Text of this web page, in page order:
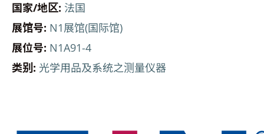
国家/地区: 法国
展馆号: N1展馆(国际馆)
展位号: N1A91-4
类别: 光学用品及系统之测量仪器